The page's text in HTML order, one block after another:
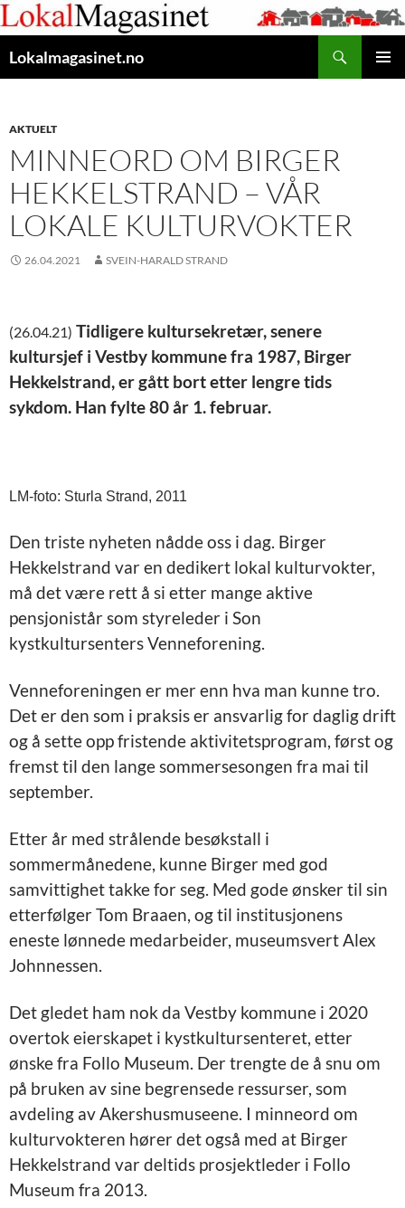
Gå
til
innhaldet
Lokalmagasinet.no
AKTUELT
MINNEORD OM BIRGER
HEKKELSTRAND – VÅR
LOKALE KULTURVOKTER
26.04.2021 SVEIN-HARALD STRAND
(26.04.21) Tidligere kultursekretær, senere
kultursjef i Vestby kommune fra 1987, Birger
Hekkelstrand, er gått bort etter lengre tids
sykdom. Han fylte 80 år 1. februar.
LM-foto: Sturla Strand, 2011
Den triste nyheten nådde oss i dag. Birger
Hekkelstrand var en dedikert lokal kulturvokter,
må det være rett å si etter mange aktive
pensjonistår som styreleder i Son
kystkultursenters Venneforening.
Venneforeningen er mer enn hva man kunne tro.
Det er den som i praksis er ansvarlig for daglig drift
og å sette opp fristende aktivitetsprogram, først og
fremst til den lange sommersesongen fra mai til
september.
Etter år med strålende besøkstall i
sommermånedene, kunne Birger med god
samvittighet takke for seg. Med gode ønsker til sin
etterfølger Tom Braaen, og til institusjonens
eneste lønnede medarbeider, museumsvert Alex
Johnnessen.
Det gledet ham nok da Vestby kommune i 2020
overtok eierskapet i kystkultursenteret, etter
ønske fra Follo Museum. Der trengte de å snu om
på bruken av sine begrensede ressurser, som
avdeling av Akershusmuseene. I minneord om
kulturvokteren hører det også med at Birger
Hekkelstrand var deltids prosjektleder i Follo
Museum fra 2013.